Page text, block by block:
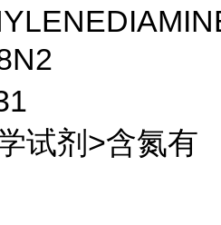
试剂>含氮有